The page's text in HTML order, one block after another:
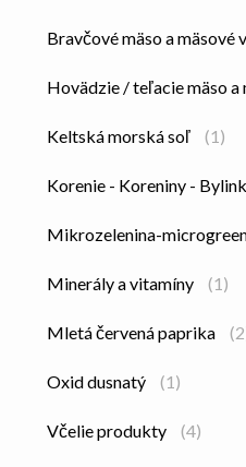
Bravčové mäso a mäsové
Hovädzie / teľacie mäso
Keltská morská soľ (1)
Korenie - Koreniny -
Mikrozelenina-
Minerály a vitamíny (1)
Mletá červená paprika
Oxid dusnatý (1)
Včelie produkty (4)